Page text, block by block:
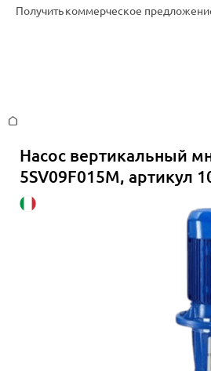
Получитькоммерческое
Насос вертикальный
5SV09F015M, артикул